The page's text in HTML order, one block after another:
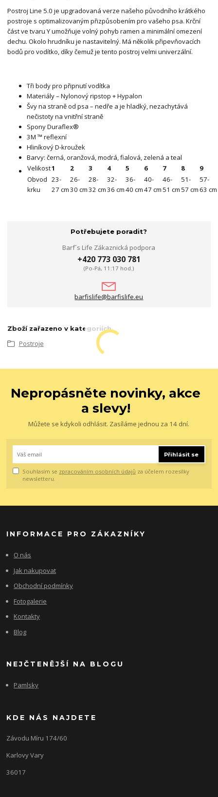
Postroj Line 5.0 je upgradovaná verze našeho původního krátkého
postroje s optimalizovaným přizpůsobením pro vašeho psa. Krční
část ve tvaru Y umožňuje volný pohyb ramen a minimální omezení
dechu. Okolo hrudníku je nastavitelný. Má několik připevňovacích
bodů pro vodítko, díky čemuž je tento postroj velmi univerzální.
Tři body pro připnutí vodítka
Materiály – Nylonový ripstop + Hypalon
Švy na straně od psa – nedře a je hladký, nezachytává
nečistoty na vnitřní straně
Spony Duraflex®
3M ™ reflexní
Hliníkový D-kroužek
Barvy: černá, oranžová, modrá, fialová, zelená a teal
Velikost1 2 3 4 5 6 7 8
9
Obvod
krku
23-
27 cm
26-
30 cm
28-
32 cm
32-
36 cm
36-
40 cm
40-
47 cm
46-
51 cm
51-
57 cm
57-
63 cm
Potřebujete poradit?
Barf´s Life Zákaznická podpora
+420 773 030 781
(Po-Pá, 11:17 hod.)
barfislife@barfislife.eu
Zboží zařazeno v kategoriích
Postroje
Nepropásněte novinky, akce
a slevy!
Můžete se kdykoli odhlásit. Zasíláme jednou za 14 dní.
Přihlásit se
Souhlasím se zpracováním osobních údajů za účelem rozesílky
newsletteru.
INFORMACE PRO ZÁKAZNÍKY
O nás
Jak nakupovat
Obchodní podmínky
Fotogalerie
Kontakty
Blog
NEJČTENĚJŠÍ NA BLOGU
Pamlsky
KDE NÁS NAJDETE
Závodu Míru 174/60
Karlovy Vary
36017